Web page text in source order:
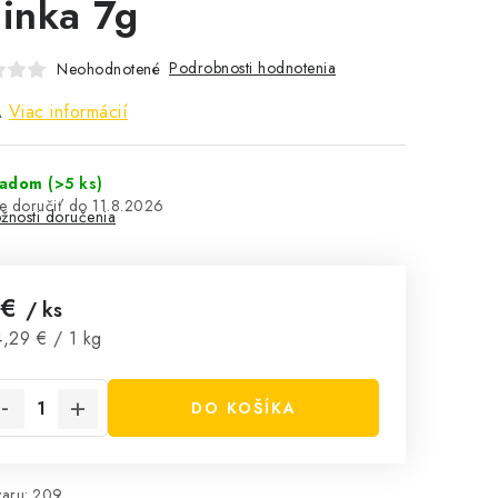
7g
Neohodnotené Podrobnosti hodnotenia
Viac informácií
(>5 ks)
11.8.2026
doručenia
/ ks
cena:
€ / 1 kg
DO KOŠÍKA